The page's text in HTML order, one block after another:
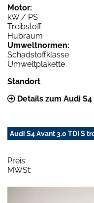
Motor:
kW / PS
Treibstoff
Hubraum
Umweltnormen:
Schadstoffklasse
Umweltplakette
Standort
Details zum Audi
Audi S4 Avant 3.0 TDI S
Preis:
MWSt: